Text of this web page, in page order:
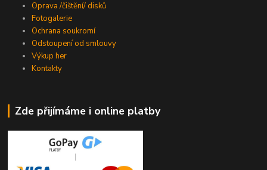
Oprava /čištění/ disků
Fotogalerie
Ochrana soukromí
Odstoupení od smlouvy
Výkup her
Kontakty
Zde přijímáme i online platby